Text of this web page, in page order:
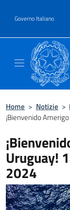
Governo Italiano
Home > Notizie >
¡Bienvenido
Uruguay!
2024